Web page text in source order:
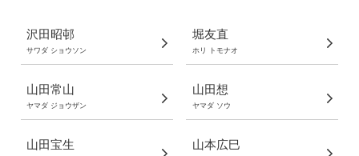
沢田昭邨
サワダ ショウソン
堀友直
ホリ トモナオ
山田常山
ヤマダ ジョウザン
山田想
ヤマダ ソウ
山田宝生 山本広巳